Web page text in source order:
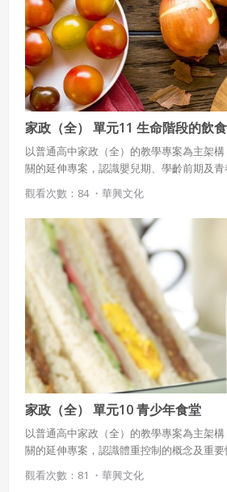
家政（全） 單元11 生命階段的飲食
以普通高中家政（全）的教學專案為主架
關的延伸專案，認識嬰兒期、學齡前期及
的飲食需求及原則。
觀看次數：84 ・ 華興文化
家政（全） 單元10 青少年食堂
以普通高中家政（全）的教學專案為主架
關的延伸專案，認識體重控制的概念及重
識，藉由飲食及運動等方式來改善體型，並
示的意義。
觀看次數：81 ・ 華興文化